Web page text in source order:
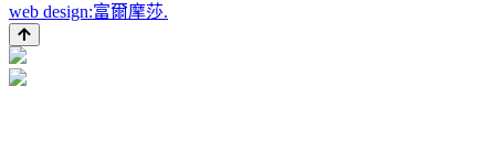
web design:富爾摩莎.